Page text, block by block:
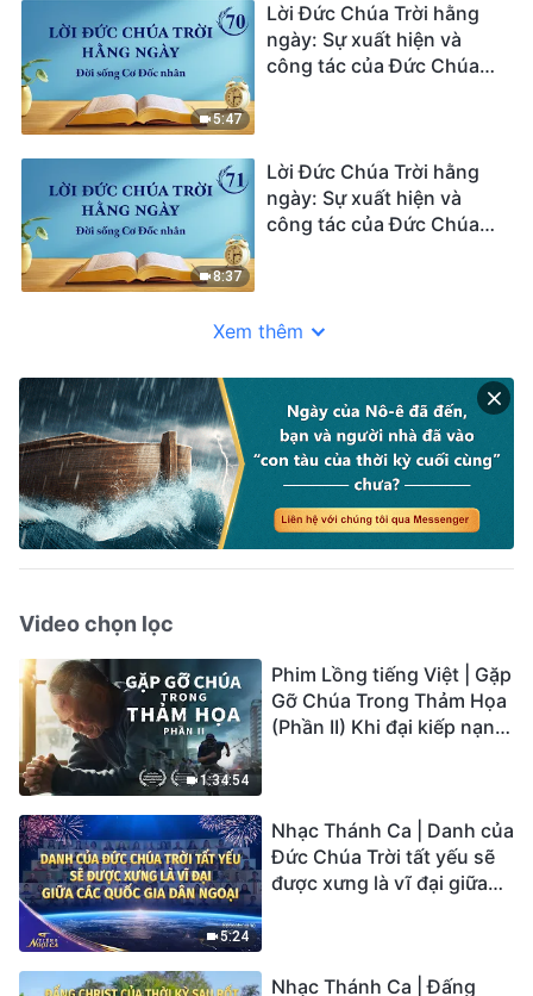
5:47
Lời Đức Chúa Trời hằng
ngày: Sự xuất hiện và
công tác của Đức Chúa
8:37
Lời Đức Chúa Trời hằng
ngày: Sự xuất hiện và
công tác của Đức Chúa
Xem thêm
Video chọn lọc
1:34:54
Phim Lồng tiếng Việt | Gặp
Gỡ Chúa Trong Thảm Họa
(Phần II) Khi đại kiếp nạn
5:24
Nhạc Thánh Ca | Danh của
Đức Chúa Trời tất yếu sẽ
được xưng là vĩ đại giữa
Nhạc Thánh Ca | Đấng